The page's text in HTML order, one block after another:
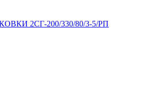
2СГ-200/330/80/3-5/РП